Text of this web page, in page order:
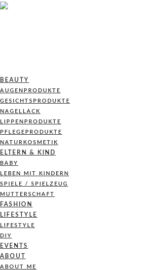
BEAUTY
AUGENPRODUKTE
GESICHTSPRODUKTE
NAGELLACK
LIPPENPRODUKTE
PFLEGEPRODUKTE
NATURKOSMETIK
ELTERN & KIND
BABY
LEBEN MIT KINDERN
SPIELE / SPIELZEUG
MUTTERSCHAFT
FASHION
LIFESTYLE
LIFESTYLE
DIY
EVENTS
ABOUT
ABOUT ME